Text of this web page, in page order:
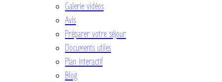
Galerie vidéos
Avis
Préparer votre séjour
Documents utiles
Plan interactif
Blog